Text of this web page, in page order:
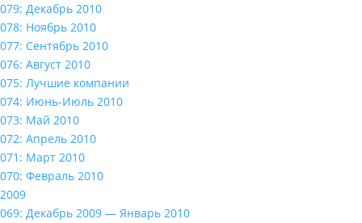
079: Декабрь 2010
078: Ноябрь 2010
077: Сентябрь 2010
076: Август 2010
075: Лучшие компании
074: Июнь-Июль 2010
073: Май 2010
072: Апрель 2010
071: Март 2010
070: Февраль 2010
2009
069: Декабрь 2009 — Январь 2010